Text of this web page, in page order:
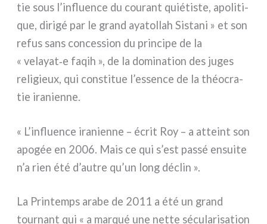
tie sous l’influence du cou­rant quié­ti­ste, apo­li­ti­
que, diri­gé par le grand aya­tol­lah Sistani » et son
refus sans con­ces­sion du prin­ci­pe de la
« velayat‑e faqih », de la domi­na­tion des juges
reli­gieux, qui con­sti­tue l’essence de la théo­cra­
tie ira­nien­ne.
« L’influence ira­nien­ne – écrit Roy – a atteint son
apo­gée en 2006. Mais ce qui s’est pas­sé ensui­te
n’a rien été d’autre qu’un long déclin ».
La Printemps ara­be de 2011 a été un grand
tour­nant qui « a mar­qué une net­te sécu­la­ri­sa­tion